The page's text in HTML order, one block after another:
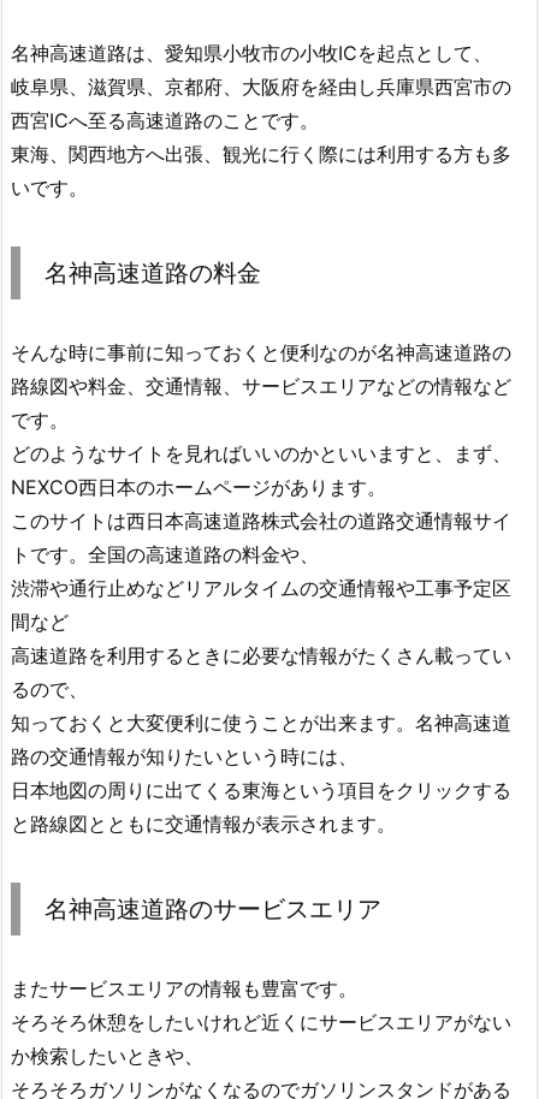
名神高速道路は、愛知県小牧市の小牧ICを起点として、
岐阜県、滋賀県、京都府、大阪府を経由し兵庫県西宮市の
西宮ICへ至る高速道路のことです。
東海、関西地方へ出張、観光に行く際には利用する方も多
いです。
名神高速道路の料金
そんな時に事前に知っておくと便利なのが名神高速道路の
路線図や料金、交通情報、サービスエリアなどの情報など
です。
どのようなサイトを見ればいいのかといいますと、まず、
NEXCO西日本のホームページがあります。
このサイトは西日本高速道路株式会社の道路交通情報サイ
トです。全国の高速道路の料金や、
渋滞や通行止めなどリアルタイムの交通情報や工事予定区
間など
高速道路を利用するときに必要な情報がたくさん載ってい
るので、
知っておくと大変便利に使うことが出来ます。名神高速道
路の交通情報が知りたいという時には、
日本地図の周りに出てくる東海という項目をクリックする
と路線図とともに交通情報が表示されます。
名神高速道路のサービスエリア
またサービスエリアの情報も豊富です。
そろそろ休憩をしたいけれど近くにサービスエリアがない
か検索したいときや、
そろそろガソリンがなくなるのでガソリンスタンドがある